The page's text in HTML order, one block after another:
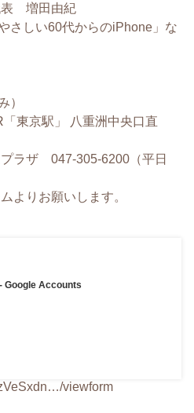
表 増田由紀
さしい60代からのiPhone」な
）
東京駅」 八重洲中央口直
ラザ 047-305-6200（平日
よりお願いします。
Google Accounts
viewform